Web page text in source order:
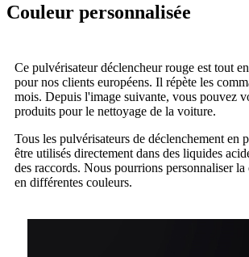
Couleur personnalisée
Ce pulvérisateur déclencheur rouge est tout
pour nos clients européens. Il répète les
mois. Depuis l'image suivante, vous pouvez
produits pour le nettoyage de la voiture.
Tous les pulvérisateurs de déclenchement en
être utilisés directement dans des liquides
des raccords. Nous pourrions personnaliser
en différentes couleurs.